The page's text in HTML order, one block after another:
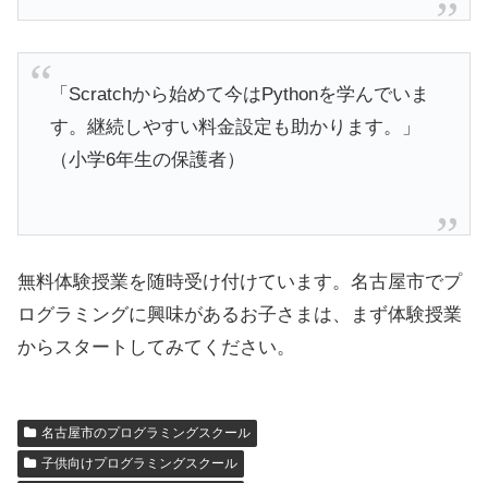
「Scratchから始めて今はPythonを学んでいま
す。継続しやすい料金設定も助かります。」
（小学6年生の保護者）
無料体験授業を随時受け付けています。名古屋市でプ
ログラミングに興味があるお子さまは、まず体験授業
からスタートしてみてください。
名古屋市のプログラミングスクール
子供向けプログラミングスクール